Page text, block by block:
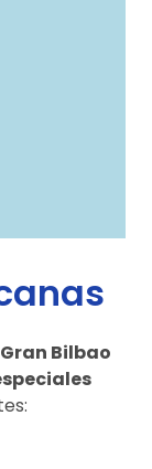
Bilbao